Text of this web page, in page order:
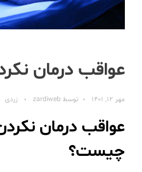
عواقب درمان
مهر 12, 1401 توسط zardiweb زردی
عواقب درمان
چیست؟